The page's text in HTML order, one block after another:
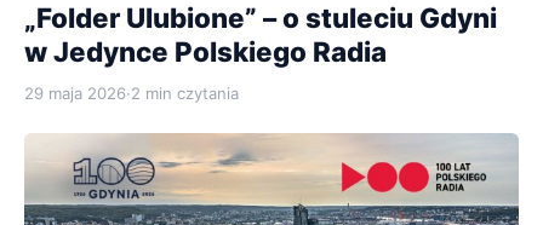
„Folder Ulubione” – o stuleciu Gdyni
w Jedynce Polskiego Radia
29 maja 2026·2 min czytania